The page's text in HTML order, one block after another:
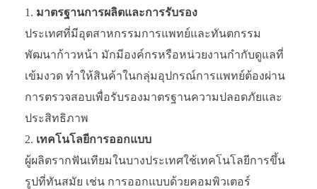
มาตรฐานการผลิตและการรับรอง
ประเทศที่มีอุตสาหกรรมการแพทย์และทันตกรรม
พัฒนาก้าวหน้า มักมีองค์กรหรือหน่วยงานกำกับดูแลที่
เข้มงวด ทำให้สินค้าในกลุ่มอุปกรณ์การแพทย์ต้องผ่าน
การตรวจสอบเพื่อรับรองมาตรฐานความปลอดภัยและ
ประสิทธิภาพ
เทคโนโลยีการออกแบบ
ผู้ผลิตรากฟันเทียมในบางประเทศใช้เทคโนโลยีการขึ้น
รูปที่ทันสมัย เช่น การออกแบบด้วยคอมพิวเตอร์